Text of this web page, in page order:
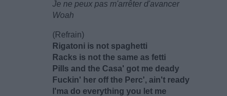
Je ne peux pas m'arrêter d'avancer
Woah
(Refrain)
Rigatoni is not spaghetti
Racks is not the same as fetti
Pills and the Casa' got me deady
Fuckin' her off the Perc', ain't ready
I'ma do everything you let me